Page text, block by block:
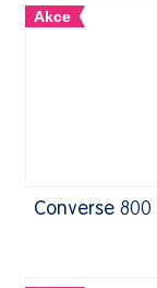
Akce
Converse 800